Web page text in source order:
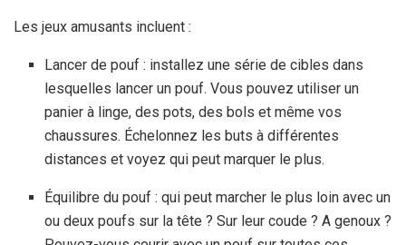
Les jeux amusants incluent :
Lancer de pouf : installez une série de cibles dans
lesquelles lancer un pouf. Vous pouvez utiliser un
panier à linge, des pots, des bols et même vos
chaussures. Échelonnez les buts à différentes
distances et voyez qui peut marquer le plus.
Équilibre du pouf : qui peut marcher le plus loin avec un
ou deux poufs sur la tête ? Sur leur coude ? A genoux ?